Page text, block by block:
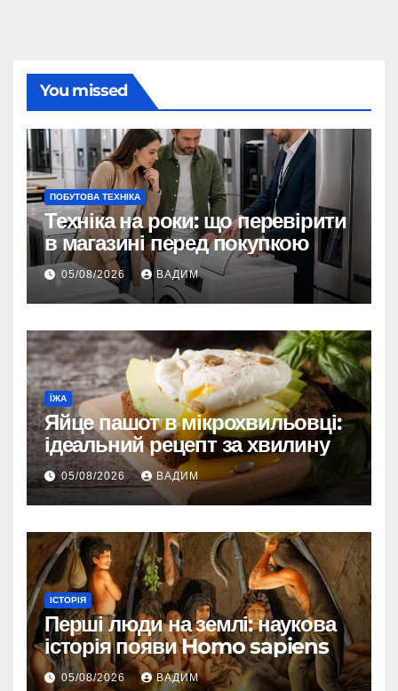
You missed
ПОБУТОВА ТЕХНІКА
Техніка на роки: що перевірити
в магазині перед покупкою
05/08/2026 ВАДИМ
ЇЖА
Яйце пашот в мікрохвильовці:
ідеальний рецепт за хвилину
05/08/2026 ВАДИМ
ІСТОРІЯ
Перші люди на землі: наукова
історія появи Homo sapiens
05/08/2026 ВАДИМ